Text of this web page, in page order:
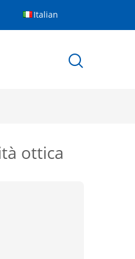
Italian
ottica